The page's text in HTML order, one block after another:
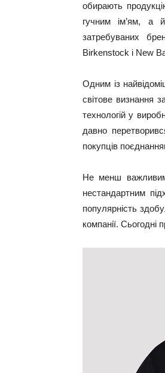
обирають
гучним ім’ям, а
затребуваних
Birkenstock і New
Одним із
світове визнання
технологій у
давно
покупців
Не менш
нестандартним
популярність
компанії. Сьогодні